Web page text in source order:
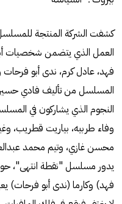
كشفت الشركة المنتجة
العمل الذي يتضمن شخصيات
فهد، عادل كرم، ندى أبو
المسلسل من تأليف فادي
النجوم الذي يشاركون في
وفاء طربيه، بياريت قطريب،
محسن غازي، وتيم محمد
يدور مسلسل "نقطة انتهى"،
فهد) وكارما (ندى أبو فرحات)